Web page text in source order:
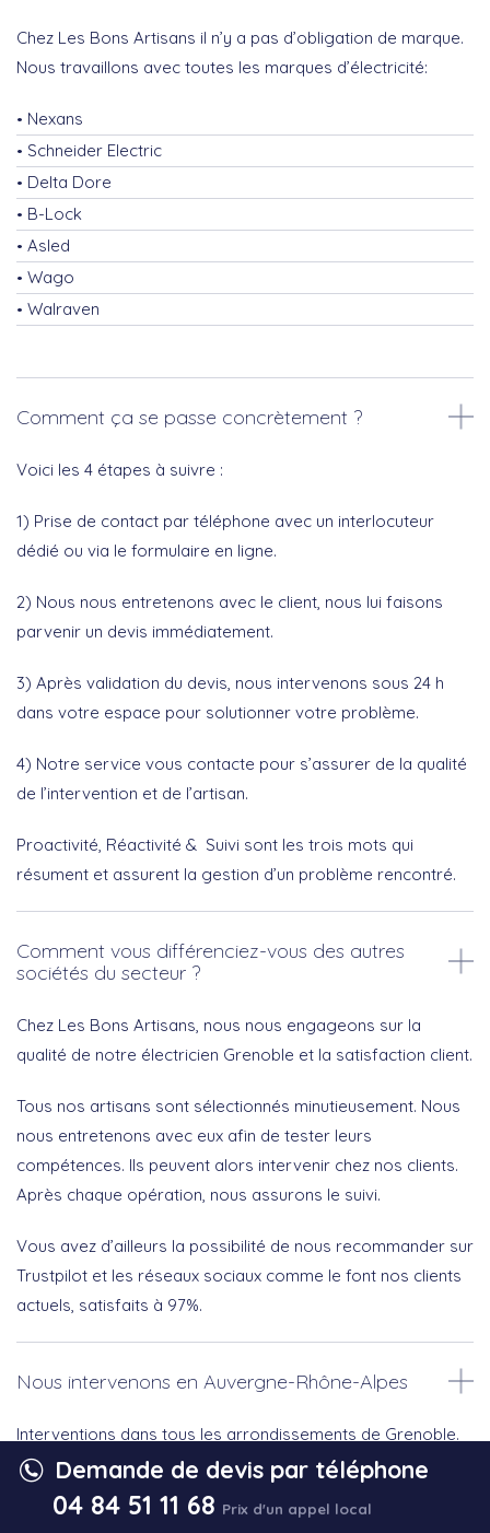
Chez Les Bons Artisans il n’y a pas d’obligation de marque.
Nous travaillons avec toutes les marques d’électricité:
Nexans
Schneider Electric
Delta Dore
B-Lock
Asled
Wago
Walraven
Comment ça se passe concrètement ?
Voici les 4 étapes à suivre :
1) Prise de contact par téléphone avec un interlocuteur
dédié ou via le formulaire en ligne.
2) Nous nous entretenons avec le client, nous lui faisons
parvenir un devis immédiatement.
3) Après validation du devis, nous intervenons sous 24 h
dans votre espace pour solutionner votre problème.
4) Notre service vous contacte pour s’assurer de la qualité
de l’intervention et de l’artisan.
Proactivité, Réactivité & Suivi sont les trois mots qui
résument et assurent la gestion d’un problème rencontré.
Comment vous différenciez-vous des autres
sociétés du secteur ?
Chez Les Bons Artisans, nous nous engageons sur la
qualité de notre électricien Grenoble et la satisfaction client.
Tous nos artisans sont sélectionnés minutieusement. Nous
nous entretenons avec eux afin de tester leurs
compétences. Ils peuvent alors intervenir chez nos clients.
Après chaque opération, nous assurons le suivi.
Vous avez d’ailleurs la possibilité de nous recommander sur
Trustpilot et les réseaux sociaux comme le font nos clients
actuels, satisfaits à 97%.
Nous intervenons en Auvergne-Rhône-Alpes
Interventions dans tous les arrondissements de Grenoble.
Demande de devis par téléphone
04 84 51 11 68 Prix d'un appel local